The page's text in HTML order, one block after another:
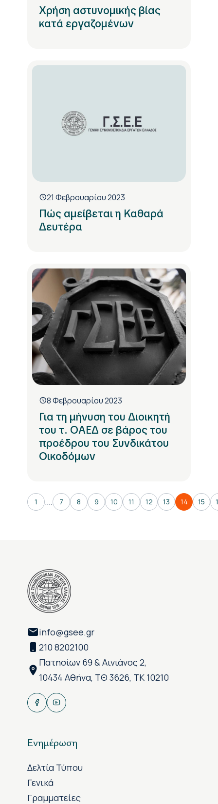
Χρήση αστυνομικής βίας
κατά εργαζομένων
21 Φεβρουαρίου 2023
Πώς αμείβεται η Καθαρά
Δευτέρα
8 Φεβρουαρίου 2023
Για τη μήνυση του Διοικητή
του τ. ΟΑΕΔ σε βάρος του
προέδρου του Συνδικάτου
Οικοδόμων
1 .... 7 8 9 10 11 12 13 14 15
info@gsee.gr
210 8202100
Πατησίων 69 & Αινιάνος 2,
10434 Αθήνα, ΤΘ 3626, ΤΚ 10210
Ενημέρωση
Δελτία Τύπου
Γενικά
Γραμματείες